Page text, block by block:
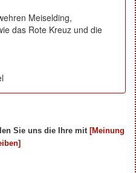
Meiselding,
das Rote Kreuz und die
Sie uns die Ihre mit [Meinung